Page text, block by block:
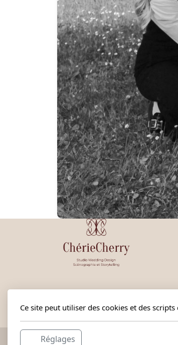
Ce site peut utiliser des cookies et des scripts
Réglages